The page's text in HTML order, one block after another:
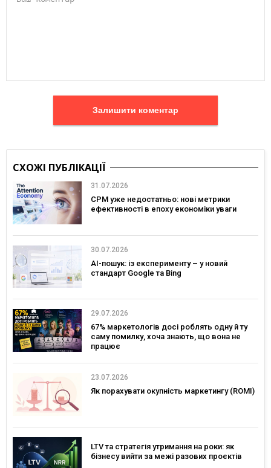
Залишити коментар
СХОЖІ ПУБЛІКАЦІЇ
31.07.2026
CPM уже недостатньо: нові метрики
ефективності в епоху економіки уваги
30.07.2026
AI-пошук: із експерименту – у новий
стандарт Google та Bing
29.07.2026
67% маркетологів досі роблять одну й ту
саму помилку, хоча знають, що вона не
працює
23.07.2026
Як порахувати окупність маркетингу (ROMI)
LTV та стратегія утримання на роки: як
бізнесу вийти за межі разових проєктів